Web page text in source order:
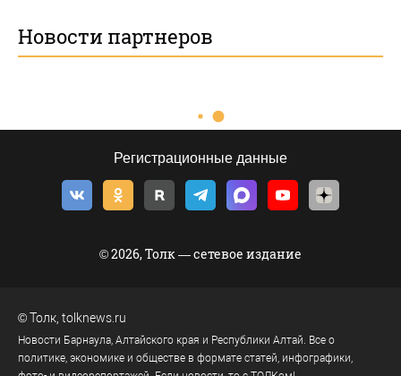
Новости партнеров
Регистрационные данные
© 2026, Толк — сетевое издание
©Толк tolknews.ru
Новости Барнаула, Алтайского края и Республики Алтай. Все о
политике, экономике и обществе в формате статей, инфографики,